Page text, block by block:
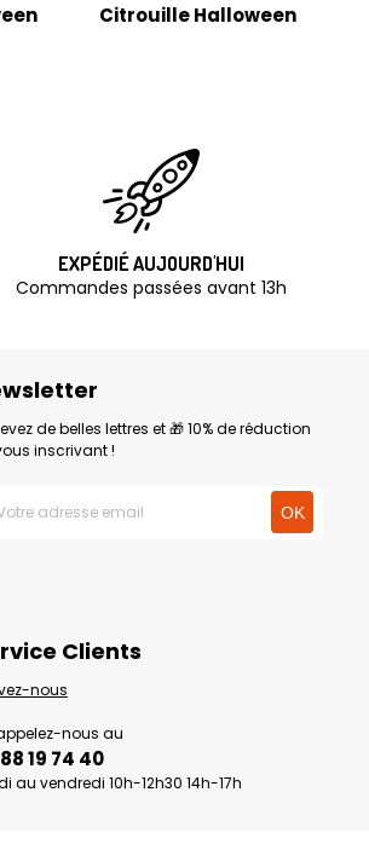
Citrouille Halloween Pastel
EXPÉDIÉ AUJOURD'HUI
Commandes passées avant 13h
de belles lettres et 🎁 10% de réduction
inscrivant !
Clients
nous
nous au
19 74 40
au vendredi 10h-12h30 14h-17h